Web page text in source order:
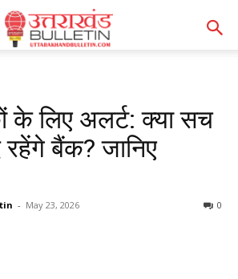
के लिए अलर्ट: क्या सच
बैंक? जानिए
- May 23, 2026 0